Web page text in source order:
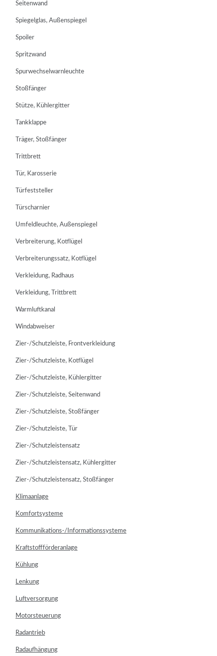
Seitenwand
Spiegelglas, Außenspiegel
Spoiler
Spritzwand
Spurwechselwarnleuchte
Stoßfänger
Stütze, Kühlergitter
Tankklappe
Träger, Stoßfänger
Trittbrett
Tür, Karosserie
Türfeststeller
Türscharnier
Umfeldleuchte, Außenspiegel
Verbreiterung, Kotflügel
Verbreiterungssatz, Kotflügel
Verkleidung, Radhaus
Verkleidung, Trittbrett
Warmluftkanal
Windabweiser
Zier-/Schutzleiste, Frontverkleidung
Zier-/Schutzleiste, Kotflügel
Zier-/Schutzleiste, Kühlergitter
Zier-/Schutzleiste, Seitenwand
Zier-/Schutzleiste, Stoßfänger
Zier-/Schutzleiste, Tür
Zier-/Schutzleistensatz
Zier-/Schutzleistensatz, Kühlergitter
Zier-/Schutzleistensatz, Stoßfänger
Klimaanlage
Komfortsysteme
Kommunikations-/Informationssysteme
Kraftstoffförderanlage
Kühlung
Lenkung
Luftversorgung
Motorsteuerung
Radantrieb
Radaufhängung